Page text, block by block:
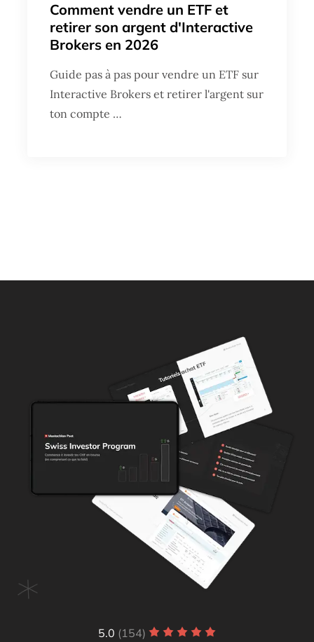
Comment vendre un ETF et
retirer son argent d'Interactive
Brokers en 2026
Guide pas à pas pour vendre un ETF sur
Interactive Brokers et retirer l'argent sur
ton compte …
5.0 (154)